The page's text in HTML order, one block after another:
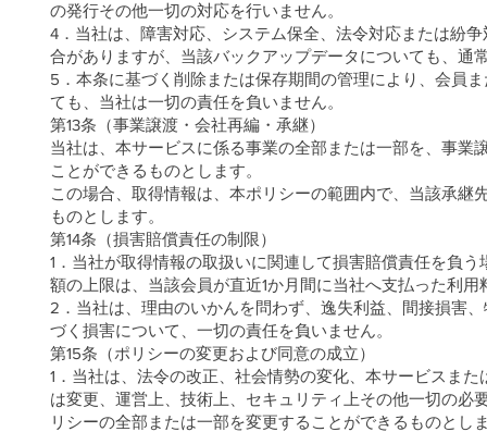
の発行その他一切の対応を行いません。
4．当社は、障害対応、システム保全、法令対応または紛
合がありますが、当該バックアップデータについても、通
5．本条に基づく削除または保存期間の管理により、会員
ても、当社は一切の責任を負いません。
第13条（事業譲渡・会社再編・承継）
当社は、本サービスに係る事業の全部または一部を、事
ことができるものとします。
この場合、取得情報は、本ポリシーの範囲内で、当該承
ものとします。
第14条（損害賠償責任の制限）
1．当社が取得情報の取扱いに関連して損害賠償責任を負
額の上限は、当該会員が直近1か月間に当社へ支払った利
2．当社は、理由のいかんを問わず、逸失利益、間接損害
づく損害について、一切の責任を負いません。
第15条（ポリシーの変更および同意の成立）
1．当社は、法令の改正、社会情勢の変化、本サービスま
は変更、運営上、技術上、セキュリティ上その他一切の
リシーの全部または一部を変更することができるものとし